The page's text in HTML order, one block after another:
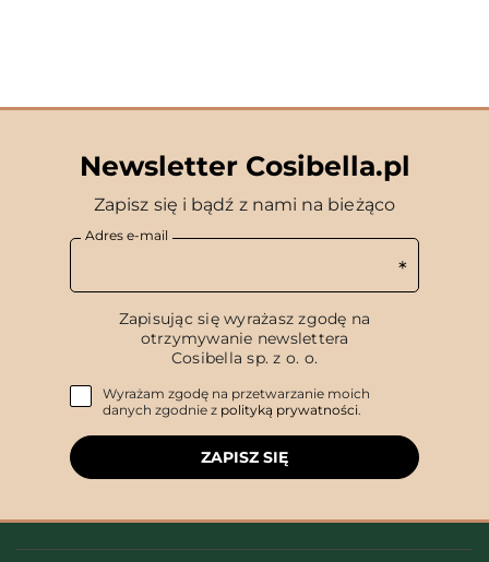
Newsletter Cosibella.pl
Zapisz się i bądź z nami na bieżąco
Adres e-mail
Zapisując się wyrażasz zgodę na
otrzymywanie newslettera
Cosibella sp. z o. o.
Wyrażam zgodę na przetwarzanie moich
danych zgodnie z polityką prywatności.
ZAPISZ SIĘ